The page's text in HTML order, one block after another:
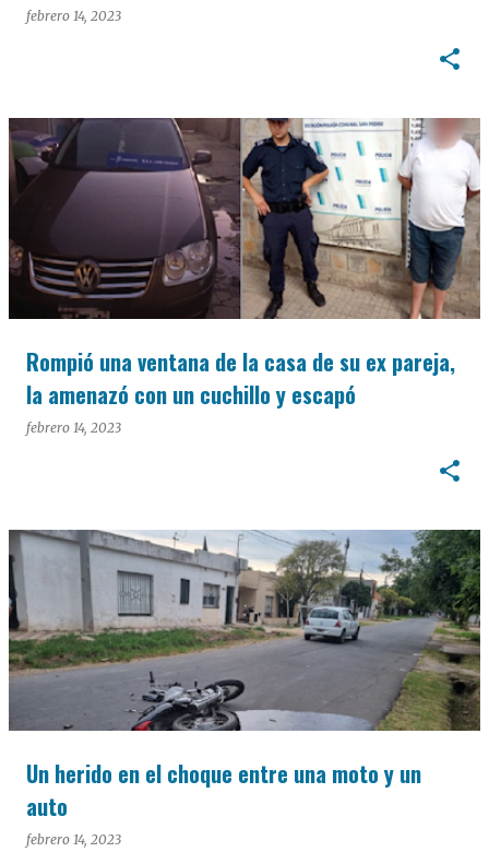
febrero 14, 2023
Rompió una ventana de la casa de su ex pareja,
la amenazó con un cuchillo y escapó
febrero 14, 2023
Un herido en el choque entre una moto y un
auto
febrero 14, 2023